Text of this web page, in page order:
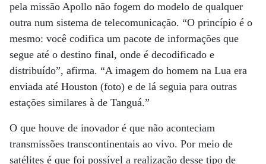
pela missão Apollo não fogem do modelo de qualquer
outra num sistema de telecomunicação. “O princípio é o
mesmo: você codifica um pacote de informações que
segue até o destino final, onde é decodificado e
distribuído”, afirma. “A imagem do homem na Lua era
enviada até Houston (foto) e de lá seguia para outras
estações similares à de Tanguá.”
O que houve de inovador é que não aconteciam
transmissões transcontinentais ao vivo. Por meio de
satélites é que foi possível a realização desse tipo de